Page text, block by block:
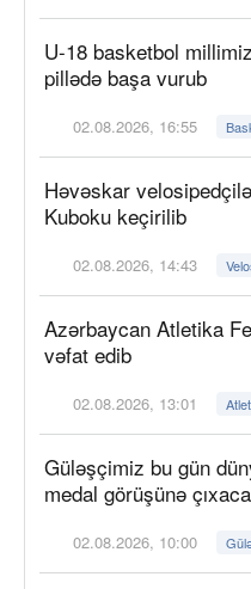
U-18 basketbol
pillədə başa vurub
02.08.2026, 16:55
Həvəskar
Kuboku keçirilib
02.08.2026, 14:43
Azərbaycan Atletika
vəfat edib
02.08.2026, 13:01
Güləşçimiz bu gün
medal görüşünə
02.08.2026, 10:00